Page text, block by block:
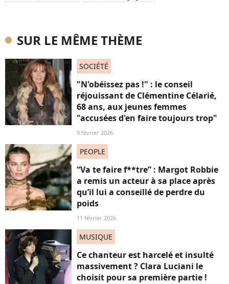
SUR LE MÊME THÈME
SOCIÉTÉ
"N'obéissez pas !" : le conseil
réjouissant de Clémentine Célarié,
68 ans, aux jeunes femmes
"accusées d'en faire toujours trop"
9 février 2026
PEOPLE
“Va te faire f**tre” : Margot Robbie
a remis un acteur à sa place après
qu’il lui a conseillé de perdre du
poids
11 février 2026
MUSIQUE
Ce chanteur est harcelé et insulté
massivement ? Clara Luciani le
choisit pour sa première partie !